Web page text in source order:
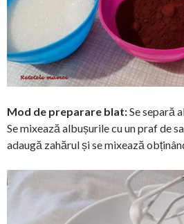
Mod de preparare blat:Se separă
Se mixează albușurile cu un praf de
adaugă zahărul și se mixează